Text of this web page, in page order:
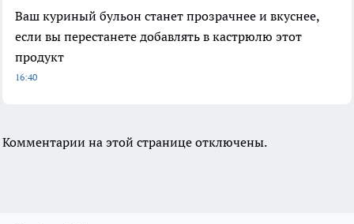
Ваш куриный бульон станет прозрачнее и вкуснее,
если вы перестанете добавлять в кастрюлю этот
продукт
16:40
Комментарии на этой странице отключены.